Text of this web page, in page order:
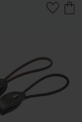
Lägg till